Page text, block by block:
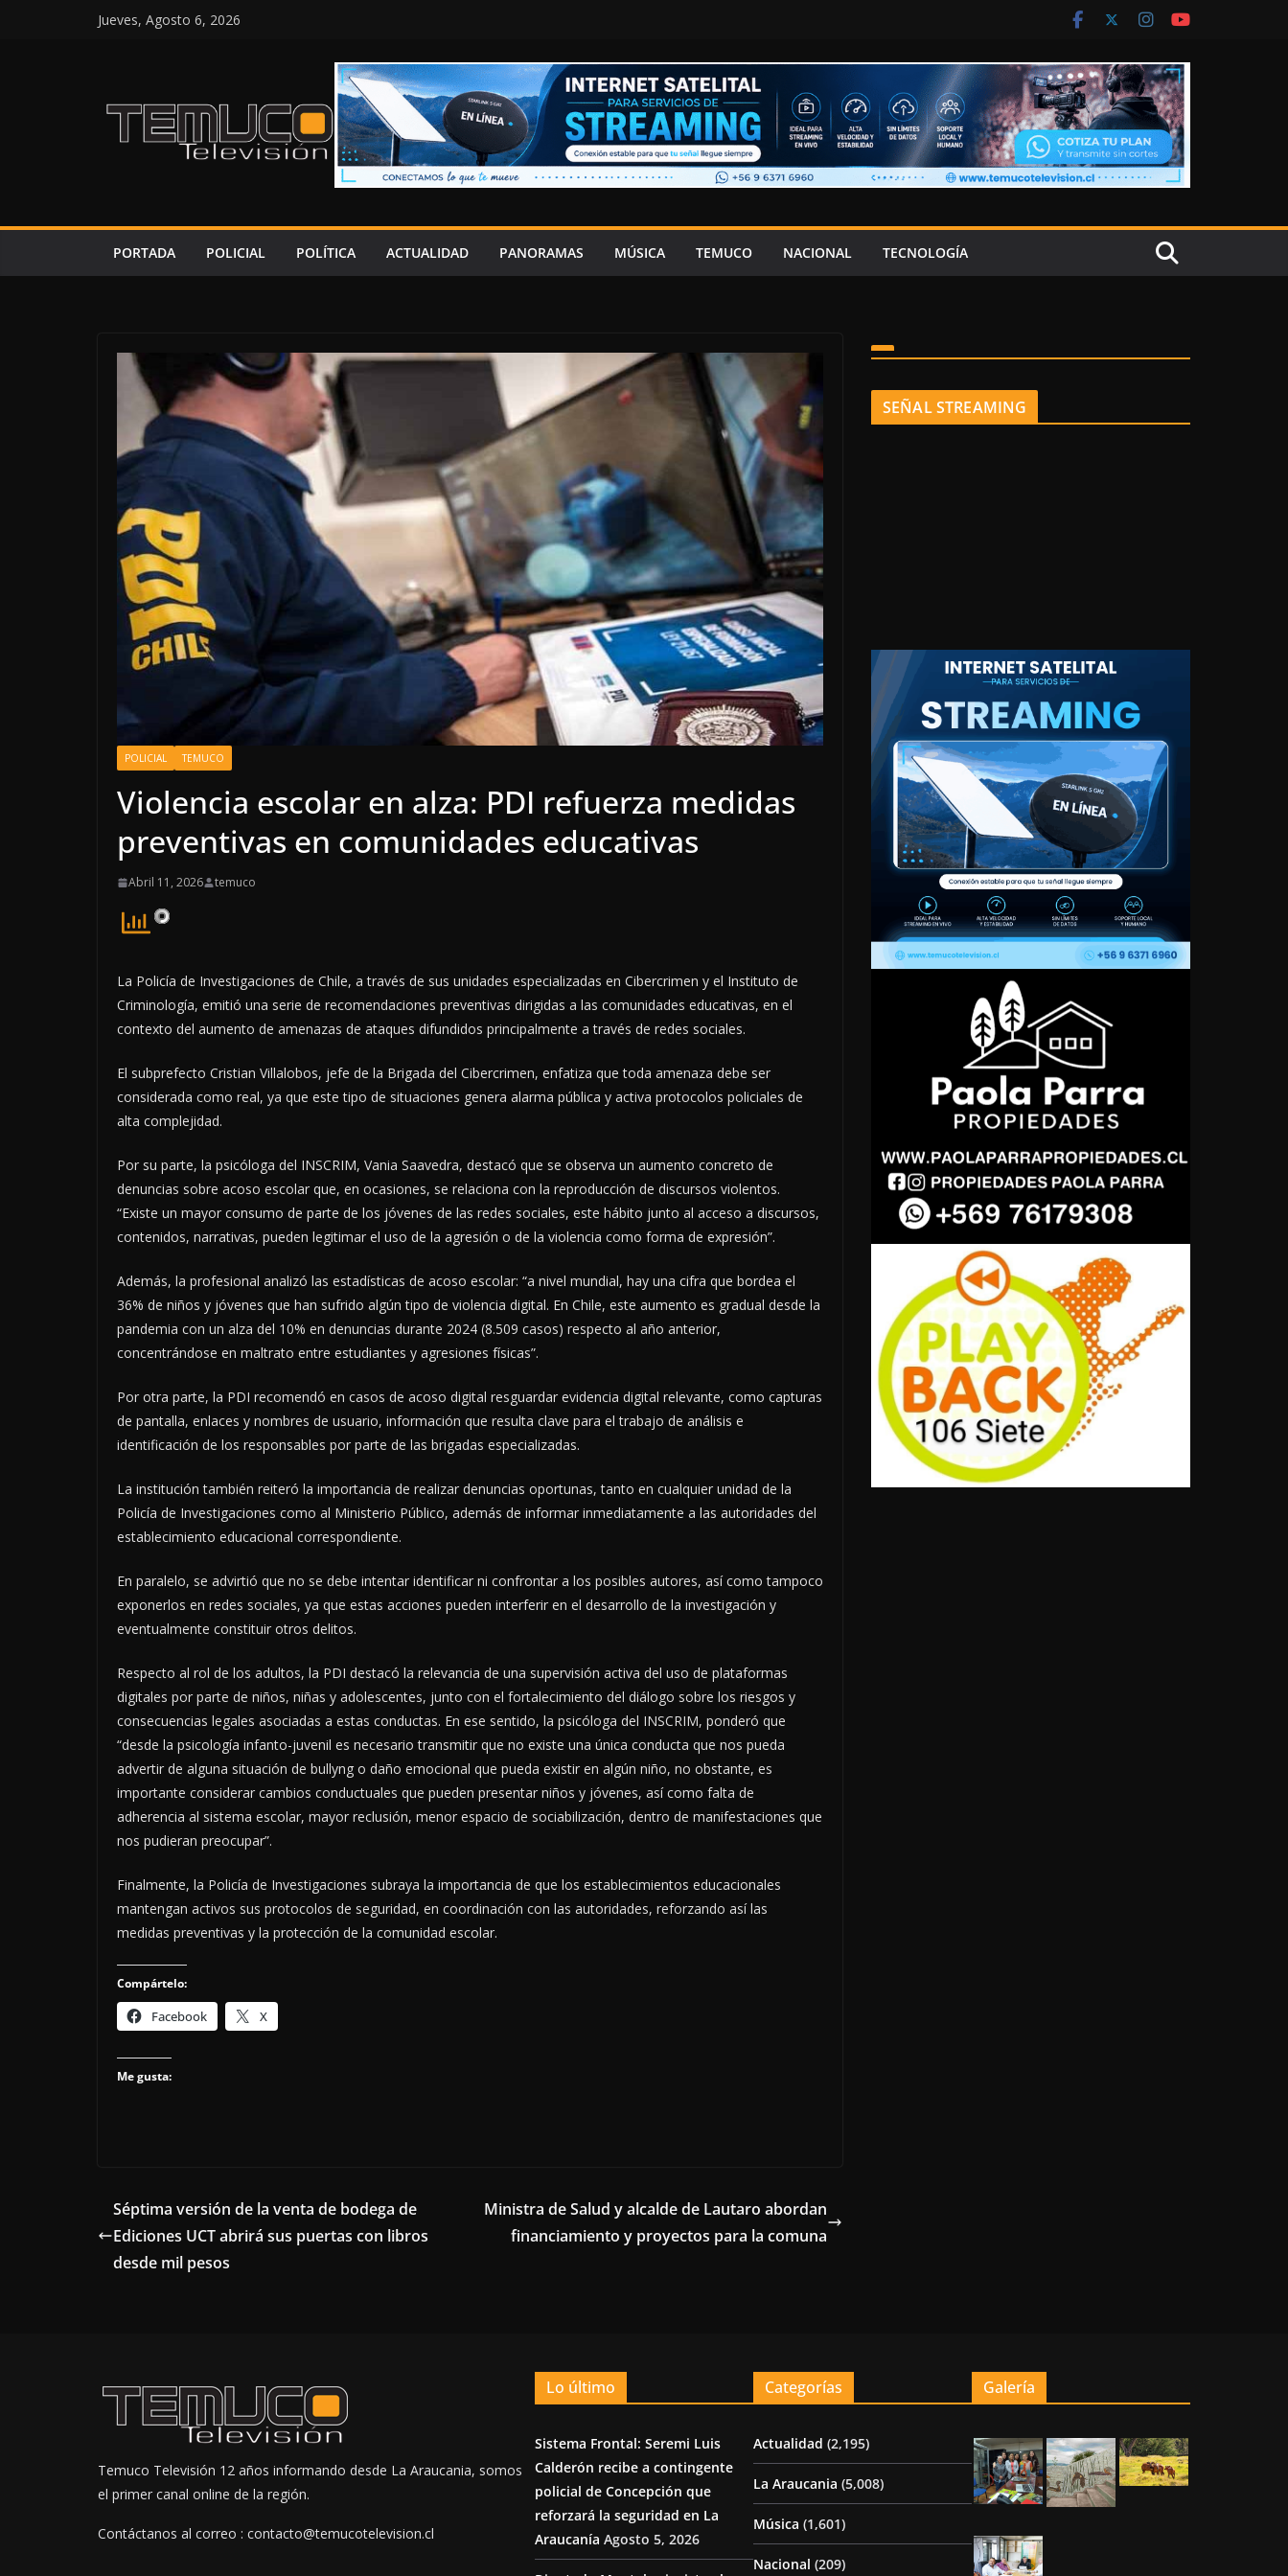
Jueves, Agosto 6, 2026
PORTADA POLICIAL POLÍTICA ACTUALIDAD PANORAMAS MÚSICA TEMUCO NACIONAL TECNOLOGÍA
POLICIAL TEMUCO
Violencia escolar en alza: PDI refuerza medidas
preventivas en comunidades educativas
Abril 11, 2026 temuco
La Policía de Investigaciones de Chile, a través de sus unidades especializadas en Cibercrimen y el Instituto de
Criminología, emitió una serie de recomendaciones preventivas dirigidas a las comunidades educativas, en el
contexto del aumento de amenazas de ataques difundidos principalmente a través de redes sociales.
El subprefecto Cristian Villalobos, jefe de la Brigada del Cibercrimen, enfatiza que toda amenaza debe ser
considerada como real, ya que este tipo de situaciones genera alarma pública y activa protocolos policiales de
alta complejidad.
Por su parte, la psicóloga del INSCRIM, Vania Saavedra, destacó que se observa un aumento concreto de
denuncias sobre acoso escolar que, en ocasiones, se relaciona con la reproducción de discursos violentos.
“Existe un mayor consumo de parte de los jóvenes de las redes sociales, este hábito junto al acceso a discursos,
contenidos, narrativas, pueden legitimar el uso de la agresión o de la violencia como forma de expresión”.
Además, la profesional analizó las estadísticas de acoso escolar: “a nivel mundial, hay una cifra que bordea el
36% de niños y jóvenes que han sufrido algún tipo de violencia digital. En Chile, este aumento es gradual desde la
pandemia con un alza del 10% en denuncias durante 2024 (8.509 casos) respecto al año anterior,
concentrándose en maltrato entre estudiantes y agresiones físicas”.
Por otra parte, la PDI recomendó en casos de acoso digital resguardar evidencia digital relevante, como capturas
de pantalla, enlaces y nombres de usuario, información que resulta clave para el trabajo de análisis e
identificación de los responsables por parte de las brigadas especializadas.
La institución también reiteró la importancia de realizar denuncias oportunas, tanto en cualquier unidad de la
Policía de Investigaciones como al Ministerio Público, además de informar inmediatamente a las autoridades del
establecimiento educacional correspondiente.
En paralelo, se advirtió que no se debe intentar identificar ni confrontar a los posibles autores, así como tampoco
exponerlos en redes sociales, ya que estas acciones pueden interferir en el desarrollo de la investigación y
eventualmente constituir otros delitos.
Respecto al rol de los adultos, la PDI destacó la relevancia de una supervisión activa del uso de plataformas
digitales por parte de niños, niñas y adolescentes, junto con el fortalecimiento del diálogo sobre los riesgos y
consecuencias legales asociadas a estas conductas. En ese sentido, la psicóloga del INSCRIM, ponderó que
“desde la psicología infanto-juvenil es necesario transmitir que no existe una única conducta que nos pueda
advertir de alguna situación de bullyng o daño emocional que pueda existir en algún niño, no obstante, es
importante considerar cambios conductuales que pueden presentar niños y jóvenes, así como falta de
adherencia al sistema escolar, mayor reclusión, menor espacio de sociabilización, dentro de manifestaciones que
nos pudieran preocupar”.
Finalmente, la Policía de Investigaciones subraya la importancia de que los establecimientos educacionales
mantengan activos sus protocolos de seguridad, en coordinación con las autoridades, reforzando así las
medidas preventivas y la protección de la comunidad escolar.
Compártelo:
Facebook X
Me gusta:
Séptima versión de la venta de bodega de
Ediciones UCT abrirá sus puertas con libros
desde mil pesos
Ministra de Salud y alcalde de Lautaro abordan
financiamiento y proyectos para la comuna
SEÑAL STREAMING
Temuco Televisión 12 años informando desde La Araucania, somos
el primer canal online de la región.
Contáctanos al correo : contacto@temucotelevision.cl
Lo último
Sistema Frontal: Seremi Luis
Calderón recibe a contingente
policial de Concepción que
reforzará la seguridad en La
Araucanía Agosto 5, 2026
Categorías
Actualidad (2,195)
La Araucania (5,008)
Música (1,601)
Nacional (209)
Galería